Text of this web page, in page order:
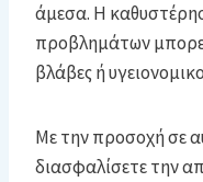
άμεσα. Η
προβλημάτων
βλάβες ή
Με την προσοχή σε
διασφαλίσετε την